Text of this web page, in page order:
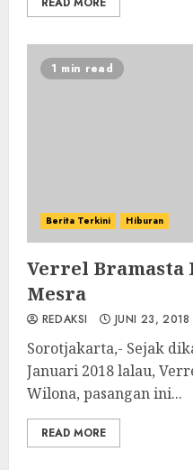
1 min read
Berita Terkini Hiburan
Verrel Bramasta
Mesra
REDAKSI JUNI 23, 2018
Sorotjakarta,- Sejak
Januari 2018 lalau,
Wilona, pasangan ini...
READ MORE